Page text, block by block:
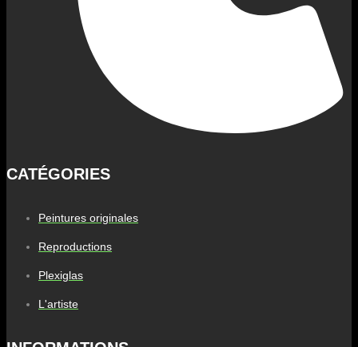
CATÉGORIES
Peintures originales
Reproductions
Plexiglas
L'artiste